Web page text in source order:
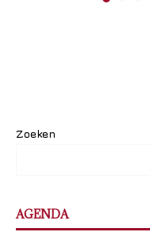
Zoeken
AGENDA